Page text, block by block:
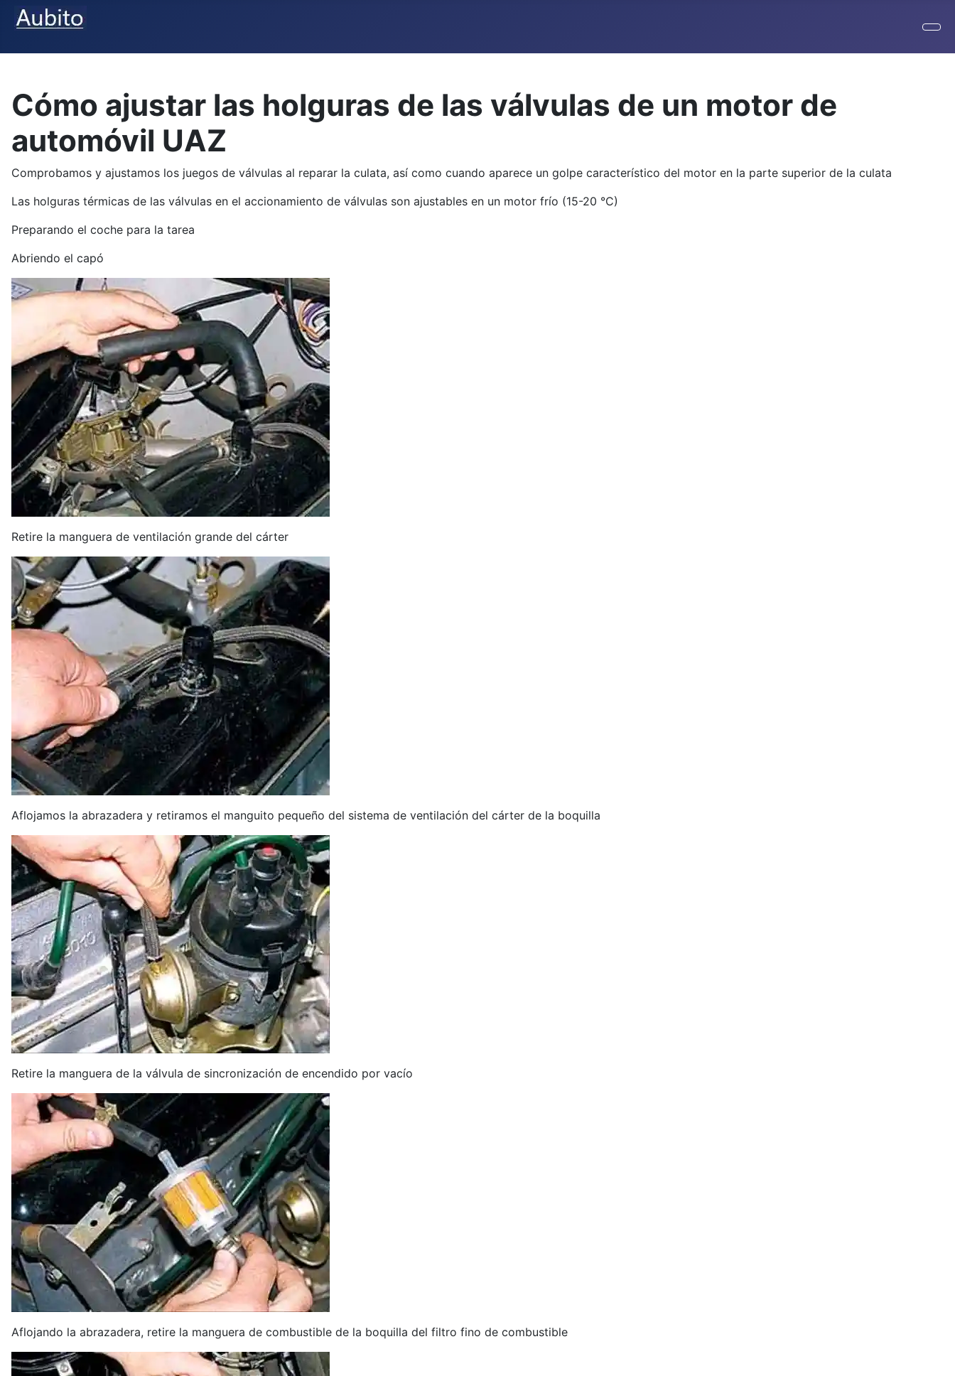
Cómo ajustar las holguras de las válvulas de un motor de
automóvil UAZ
Comprobamos y ajustamos los juegos de válvulas al reparar la culata, así como cuando aparece un golpe característico del motor en la parte superior de la culata
Las holguras térmicas de las válvulas en el accionamiento de válvulas son ajustables en un motor frío (15-20 °C)
Preparando el coche para la tarea
Abriendo el capó
Retire la manguera de ventilación grande del cárter
Aflojamos la abrazadera y retiramos el manguito pequeño del sistema de ventilación del cárter de la boquilla
Retire la manguera de la válvula de sincronización de encendido por vacío
Aflojando la abrazadera, retire la manguera de combustible de la boquilla del filtro fino de combustible